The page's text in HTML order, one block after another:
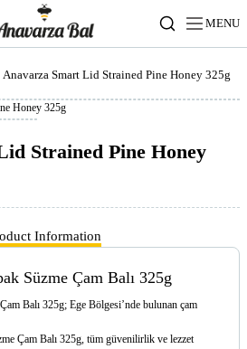
MENU
Anavarza Smart Lid Strained Pine Honey 325g
Strained Pine Honey
Information
Süzme Çam Balı 325g
Balı 325g; Ege Bölgesi’nde bulunan çam
Çam Balı 325g, tüm güvenilirlik ve lezzet